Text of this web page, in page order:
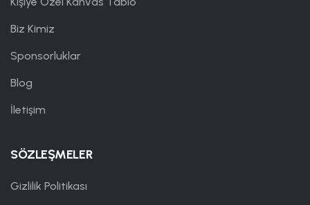
Biz Kimiz
Sponsorluklar
Blog
İletişim
SÖZLEŞMELER
Gizlilik Politikası